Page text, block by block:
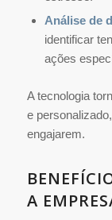
Análise de
identificar
ações
A tecnologia
e
engajarem.
A